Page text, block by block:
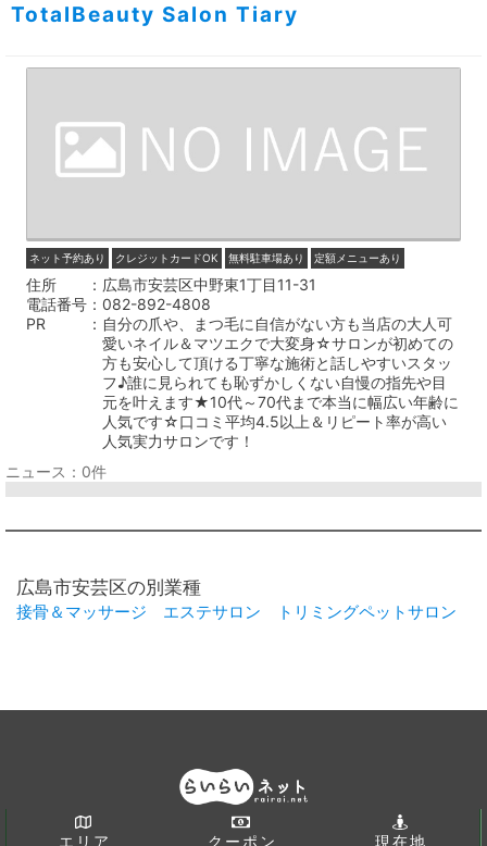
TotalBeauty Salon Tiary
ネット予約あり クレジットカードOK 無料駐車場あり 定額メニューあり
住所
広島市安芸区中野東1丁目11-31
電話番号
082-892-4808
PR
自分の爪や、まつ毛に自信がない方も当店の大人可
愛いネイル＆マツエクで大変身☆サロンが初めての
方も安心して頂ける丁寧な施術と話しやすいスタッ
フ♪誰に見られても恥ずかしくない自慢の指先や目
元を叶えます★10代～70代まで本当に幅広い年齢に
人気です☆口コミ平均4.5以上＆リピート率が高い
人気実力サロンです！
ニュース：0件
広島市安芸区の別業種
接骨＆マッサージ エステサロン トリミングペットサロン
エリア クーポン 現在地